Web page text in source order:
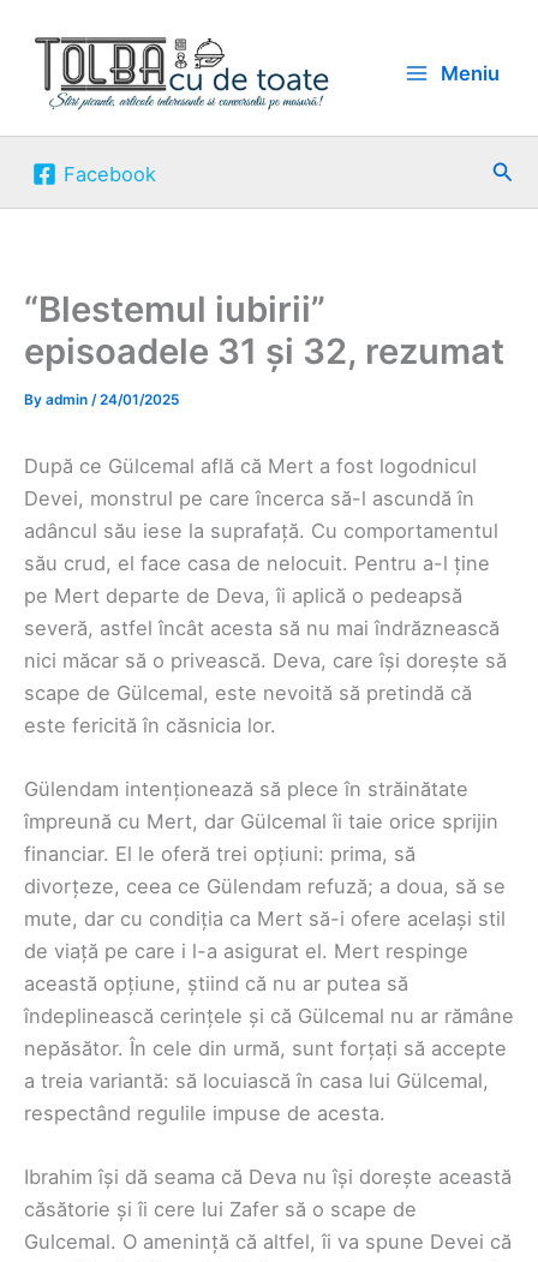
content
Meniu
Facebook
“Blestemul iubirii”
episoadele 31 și 32, rezumat
By admin /24/01/2025
După ce Gülcemal află că Mert a fost logodnicul
Devei, monstrul pe care încerca să-l ascundă în
adâncul său iese la suprafață. Cu comportamentul
său crud, el face casa de nelocuit. Pentru a-l ține
pe Mert departe de Deva, îi aplică o pedeapsă
severă, astfel încât acesta să nu mai îndrăznească
nici măcar să o privească. Deva, care își dorește să
scape de Gülcemal, este nevoită să pretindă că
este fericită în căsnicia lor.
Gülendam intenționează să plece în străinătate
împreună cu Mert, dar Gülcemal îi taie orice sprijin
financiar. El le oferă trei opțiuni: prima, să
divorțeze, ceea ce Gülendam refuză; a doua, să se
mute, dar cu condiția ca Mert să-i ofere același stil
de viață pe care i l-a asigurat el. Mert respinge
această opțiune, știind că nu ar putea să
îndeplinească cerințele și că Gülcemal nu ar rămâne
nepăsător. În cele din urmă, sunt forțați să accepte
a treia variantă: să locuiască în casa lui Gülcemal,
respectând regulile impuse de acesta.
Ibrahim își dă seama că Deva nu își dorește această
căsătorie și îi cere lui Zafer să o scape de
Gulcemal. O amenință că altfel, îi va spune Devei că